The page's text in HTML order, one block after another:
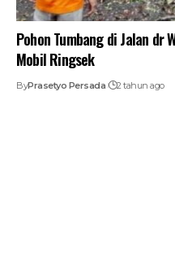
Pohon Tumbang di Jalan dr
Mobil Ringsek
ByPrasetyo Persada 2 tahun ago